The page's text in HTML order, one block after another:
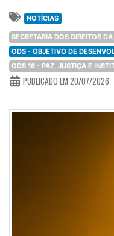
NOTÍCIAS
SECRETARIA DOS DIREITOS
ODS - OBJETIVO DE
ODS 16 - PAZ, JUSTIÇA E
PUBLICADO EM 20/07/2026